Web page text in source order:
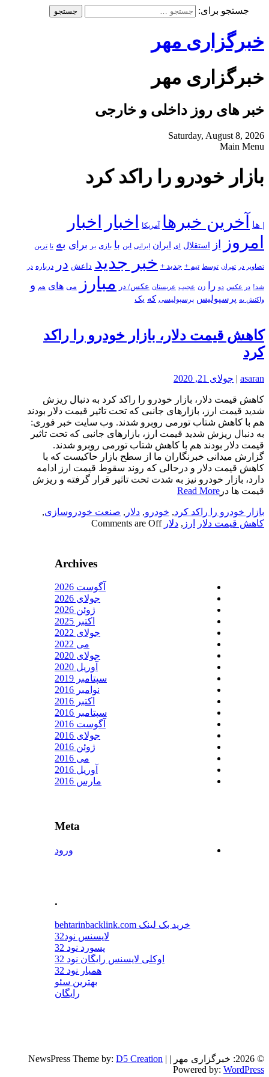
جستجو برای:
خبرگزاری مهر
خبرگزاری مهر
خبر های روز داخلی و خارجی
Saturday, August 8, 2026
Main Menu
بازار خودرو را راکد کرد
| ها آخرین خبرها آمریکا اخبار
اخبار
امروز
استقلال ای ایران ایرانی این با بازی بر برای به تا ترین
تصاویر در تهران توسط تیم + جدید + خبر جدید داعش در درباره در
شد! در عکس دو را زن عجیب عربستان عکس/ در مبارز می های هم و
واکنش به پرسپولیس پرسپولیسی که یک
کاهش قیمت دلار، بازار خودرو را راکد
کرد
asaran
| جولای 21, 2020
کاهش قیمت دلار، بازار خودرو را راکد کرد به دنبال ریزش
شدید قیمت ارز، بازارهای جانبی که تحت تاثیر قیمت دلار بودند
هم با کاهش شتاب تورمی روبرو شدند. وب سایت خبر فوری:
به دنبال ریزش شدید قیمت ارز، بازارهای جانبی که تحت تاثیر
قیمت دلار بودند هم با کاهش شتاب تورمی روبرو شدند.
گزارش میدانی خبرنگاران ما از سطح بازار حاکیست که با
کاهش قیمت دلار و درحالی که روند سقوط قیمت ارز ادامه
دارد، بازار خودرو نیز به شدت تحت تاثیر قرار گرفته و ریزش
قیمت ها درRead More
بازار خودرو را راکد کرد ,خودرو ,دلار, صنعت خودروسازی,
کاهش قیمت دلار
ارز , دلار Comments are Off
Archives
آگوست 2026
جولای 2026
ژوئن 2026
اکتبر 2025
جولای 2022
می 2022
جولای 2020
آوریل 2020
سپتامبر 2019
نوامبر 2016
اکتبر 2016
سپتامبر 2016
آگوست 2016
جولای 2016
ژوئن 2016
می 2016
آوریل 2016
مارس 2016
Meta
ورود
خرید بک لینک behtarinbacklink.com
لایسنس نود32
پسورد نود 32
اوکلی لایسنس رایگان نود 32
همیار نود 32
بهترین سئو
رایگان
© 2026: خبرگزاری مهر | NewsPress Theme by:
D5 Creation |
Powered by:WordPress